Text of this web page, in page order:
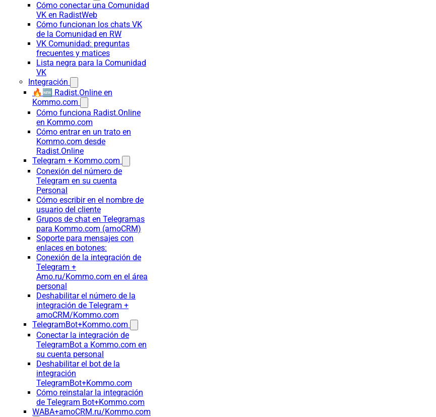
Cómo conectar una Comunidad
VK en RadistWeb
Cómo funcionan los chats VK
de la Comunidad en RW
VK Comunidad: preguntas
frecuentes y matices
Lista negra para la Comunidad
VK
Integración
🔥🆕 Radist.Online en
Kommo.com
Cómo funciona Radist.Online
en Kommo.com
Cómo entrar en un trato en
Kommo.com desde
Radist.Online
Telegram + Kommo.com
Conexión del número de
Telegram en su cuenta
Personal
Cómo escribir en el nombre de
usuario del cliente
Grupos de chat en Telegramas
para Kommo.com (amoCRM)
Soporte para mensajes con
enlaces en botones:
Conexión de la integración de
Telegram +
Amo.ru/Kommo.com en el área
personal
Deshabilitar el número de la
integración de Telegram +
amoCRM/Kommo.com
TelegramBot+Kommo.com
Conectar la integración de
TelegramBot a Kommo.com en
su cuenta personal
Deshabilitar el bot de la
integración
TelegramBot+Kommo.com
Cómo reinstalar la integración
de Telegram Bot+Kommo.com
WABA+amoCRM.ru/Kommo.com